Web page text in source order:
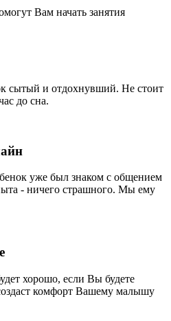
Вам начать занятия
сытый и отдохнувший. Не стоит
до сна.
уже был знаком с общением
- ничего страшного. Мы ему
хорошо, если Вы будете
комфорт Вашему малышу